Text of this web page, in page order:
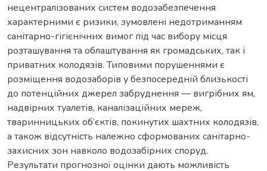
нецентралізованих систем водозабезпечення
характерними є ризики, зумовлені недотриманням
санітарно-гігієнічних вимог під час вибору місця
розташування та облаштування як громадських, так і
приватних колодязів. Типовими порушеннями є
розміщення водозаборів у безпосередній близькості
до потенційних джерел забруднення — вигрібних ям,
надвірних туалетів, каналізаційних мереж,
тваринницьких об’єктів, покинутих шахтних колодязів,
а також відсутність належно сформованих санітарно-
захисних зон навколо водозабірних споруд.
Результати прогнозної оцінки дають можливість